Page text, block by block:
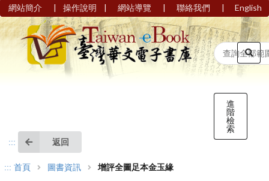
網站簡介 | 操作說明 | 網站導覽 | 聯絡我們 | English
進
階
檢
索
::: 返回
::: 首頁 圖書資訊 增評全圖足本金玉緣